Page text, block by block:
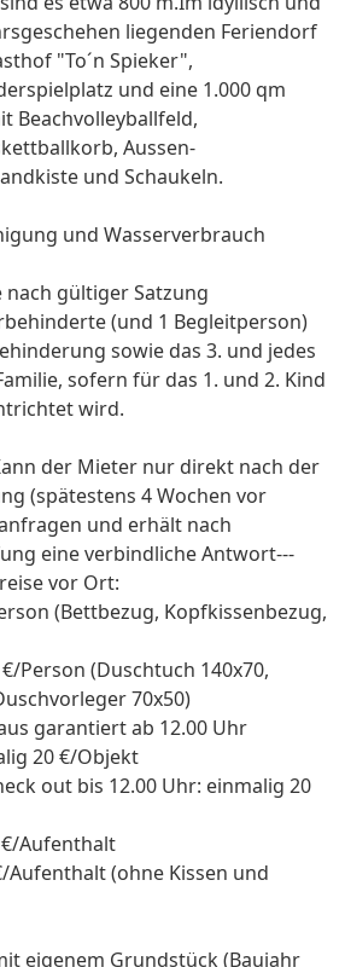
liegenden Feriendorf
"To´n Spieker",
und eine 1.000 qm
Beachvolleyballfeld,
Aussen-
und Schaukeln.
und Wasserverbrauch
gültiger Satzung
(und 1 Begleitperson)
sowie das 3. und jedes
sofern für das 1. und 2. Kind
wird.
der Mieter nur direkt nach der
(spätestens 4 Wochen vor
und erhält nach
eine verbindliche Antwort---
vor Ort:
(Bettbezug, Kopfkissenbezug,
Person (Duschtuch 140x70,
70x50)
garantiert ab 12.00 Uhr
20 €/Objekt
out bis 12.00 Uhr: einmalig 20
Aufenthalt
(ohne Kissen und
eigenem Grundstück (Baujahr